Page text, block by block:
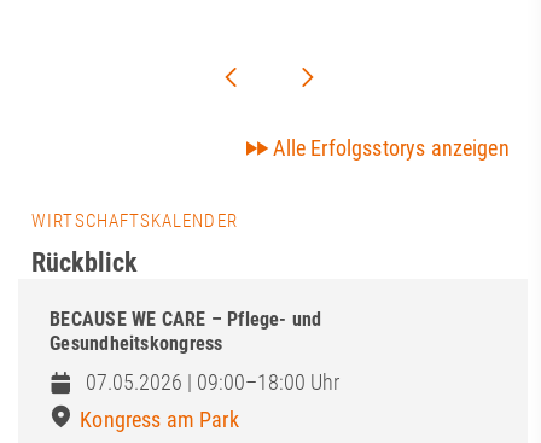
Alle Erfolgsstorys anzeigen
WIRTSCHAFTSKALENDER
Rückblick
BECAUSE WE CARE – Pflege- und
Gesundheitskongress
07.05.2026 | 09:00–18:00 Uhr
Kongress am Park